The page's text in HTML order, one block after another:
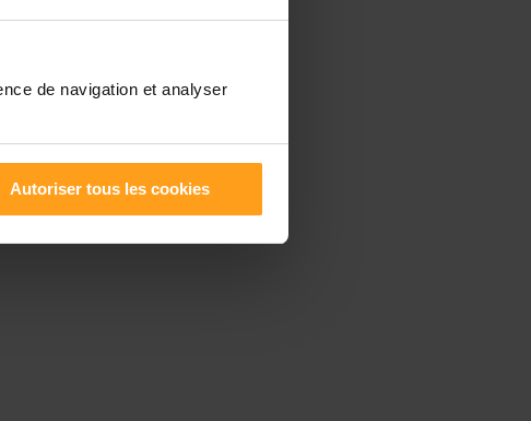
de navigation et analyser
Autoriser tous les cookies